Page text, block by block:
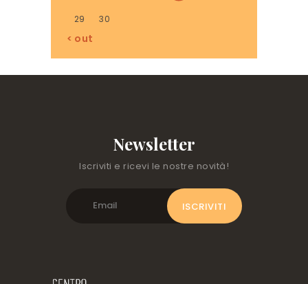
29 30
« out
Newsletter
Iscriviti e ricevi le nostre novità!